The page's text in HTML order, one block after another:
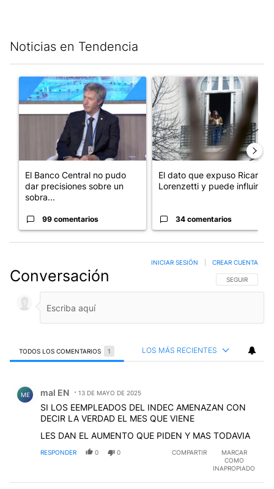
Noticias en Tendencia
Un artículo de tendencia con el título "El Banco Central no
El Banco Central no pudo
dar precisiones sobre un
sobra...
99 comentarios
Un artículo de tendencia con
El dato que expuso Ricardo
Lorenzetti y puede influir e...
34 comentarios
Conversación SIGA ESTA
SEGUIR
INICIAR SESIÓN CREAR CUENTA
TODOS LOS COMENTARIOS 1 LOS MÁS RECIENTES
ME mal EN 13 DE MAYO DE 2025
SI LOS EEMPLEADOS DEL INDEC AMENAZAN CON
DECIR LA VERDAD EL MES QUE VIENE
LES DAN EL AUMENTO QUE PIDEN Y MAS TODAVIA
RESPONDER 0 0 COMPARTIR
MARCAR
COMO
INAPROPIADO